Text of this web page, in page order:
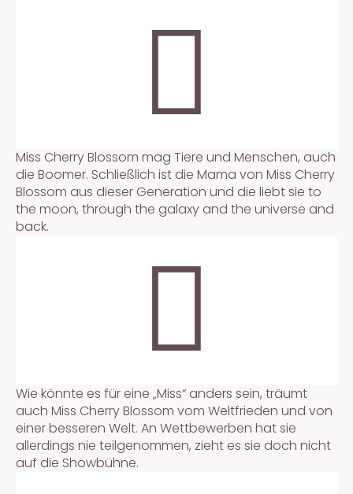
Miss Cherry Blossom mag Tiere und Menschen, auch
die Boomer. Schließlich ist die Mama von Miss Cherry
Blossom aus dieser Generation und die liebt sie to
the moon, through the galaxy and the universe and
back.
Wie könnte es für eine „Miss“ anders sein, träumt
auch Miss Cherry Blossom vom Weltfrieden und von
einer besseren Welt. An Wettbewerben hat sie
allerdings nie teilgenommen, zieht es sie doch nicht
auf die Showbühne.